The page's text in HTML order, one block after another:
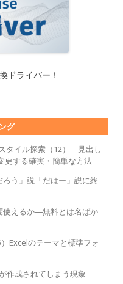
ドライバー！
グ
イル探索（12）―見出し
更する確実・簡単な方法
ろう」説「だはー」説に終
使えるか―無料とは名ばか
Excelのテーマと標準フォ
作成されてしまう現象